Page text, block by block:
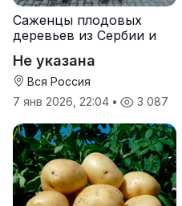
Саженцы плодовых
деревьев из Сербии и
Не указана
Вся Россия
7 янв 2026, 22:04 • 3 087